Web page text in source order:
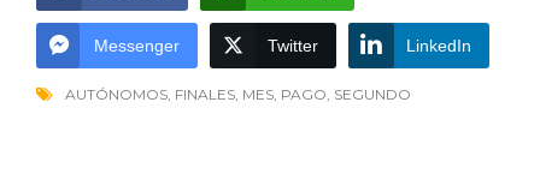
Messenger Twitter LinkedIn
AUTÓNOMOS, FINALES, MES, PAGO, SEGUNDO